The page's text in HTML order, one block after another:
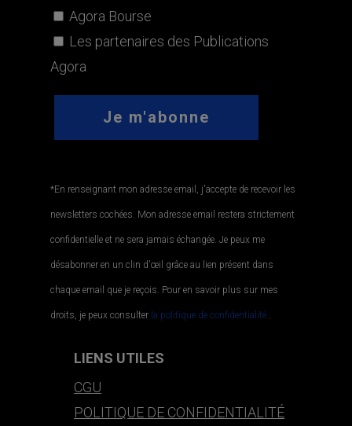
Agora Bourse
Les partenaires des Publications
Agora
*En renseignant mon adresse email, j'accepte de recevoir les
newsletters cochées. Mon adresse email restera strictement
confidentielle et ne sera jamais échangée. Je peux me
désabonner en un clin d'œil grâce au lien présent dans
chaque email que je reçois. Pour en savoir plus sur mes
droits, je peux consulter la politique de confidentialité..
LIENS UTILES
CGU
POLITIQUE DE CONFIDENTIALITÉ